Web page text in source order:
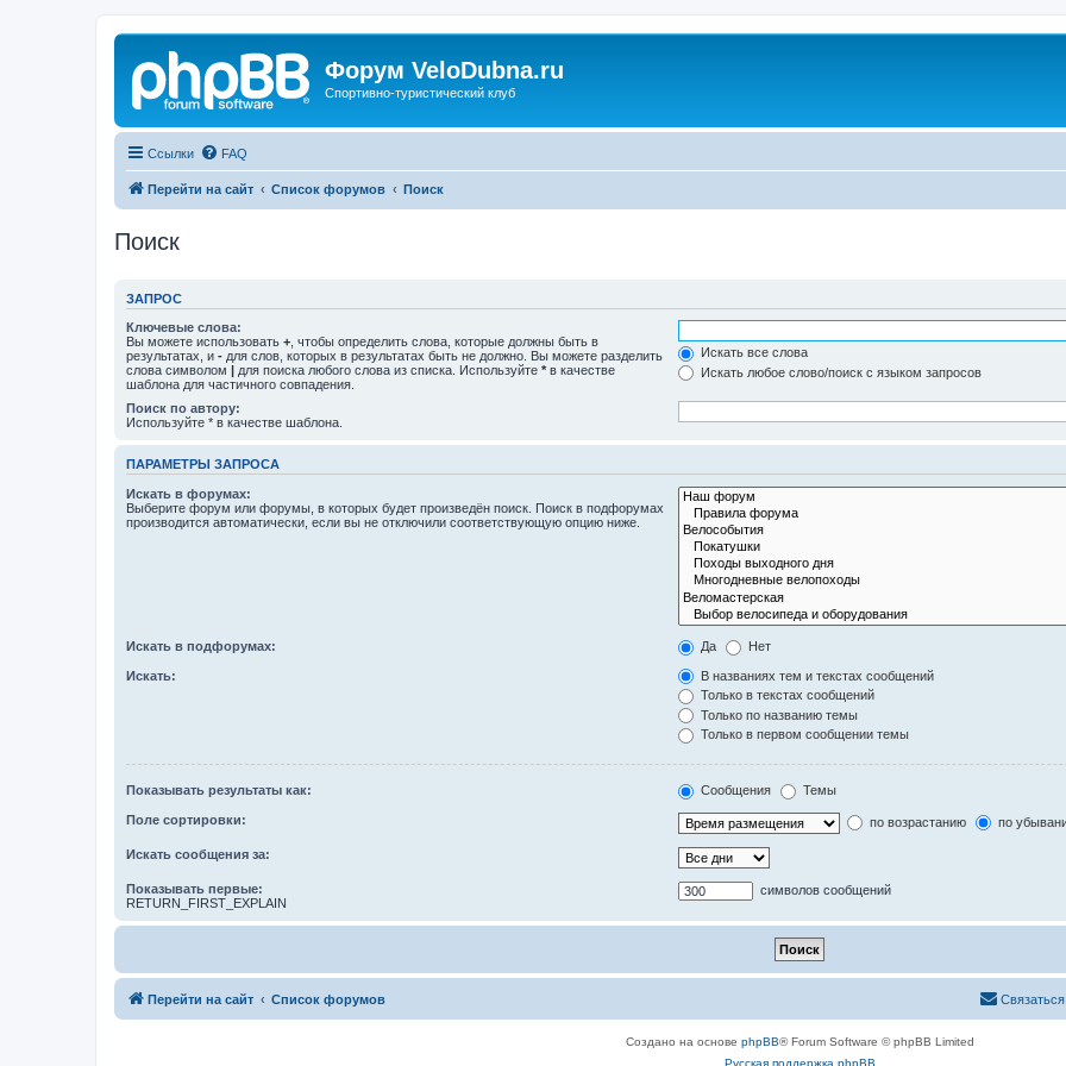
Форум VeloDubna.ru
Спортивно-туристический клуб
Ссылки FAQ
Перейти на сайт Список форумов Поиск
Поиск
ЗАПРОС
Ключевые слова:
Вы можете использовать + , чтобы определить слова, которые должны быть в
результатах, и - для слов, которых в результатах быть не должно. Вы можете разделить
слова символом | для поиска любого слова из списка. Используйте * в качестве
шаблона для частичного совпадения.
Искать все слова
Искать любое слово/поиск с языком запросов
Поиск по автору:
Используйте * в качестве шаблона.
ПАРАМЕТРЫ ЗАПРОСА
Искать в форумах:
Выберите форум или форумы, в которых будет произведён поиск. Поиск в подфорумах
производится автоматически, если вы не отключили соответствующую опцию ниже.
Искать в подфорумах: Да Нет
Искать:
В названиях тем и текстах сообщений
Только в текстах сообщений
Только по названию темы
Только в первом сообщении темы
Показывать результаты как: Сообщения Темы
Поле сортировки: по возрастанию по
Искать сообщения за:
Показывать первые:
RETURN_FIRST_EXPLAIN
символов сообщений
Перейти на сайт Список форумов
Создано на основе phpBB® Forum Software © phpBB Limited
Русская поддержка phpBB